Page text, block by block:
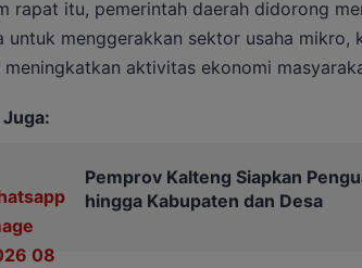
rapat itu, pemerintah daerah didorong
untuk menggerakkan sektor usaha mikro,
meningkatkan aktivitas ekonomi
Juga:
Pemprov Kalteng Siapkan
hingga Kabupaten dan Desa